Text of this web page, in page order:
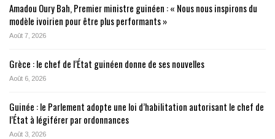
Amadou Oury Bah, Premier ministre guinéen : « Nous nous inspirons du
modèle ivoirien pour être plus performants »
Août 7, 2026
Grèce : le chef de l’État guinéen donne de ses nouvelles
Août 6, 2026
Guinée : le Parlement adopte une loi d’habilitation autorisant le chef de
l’État à légiférer par ordonnances
Août 3, 2026